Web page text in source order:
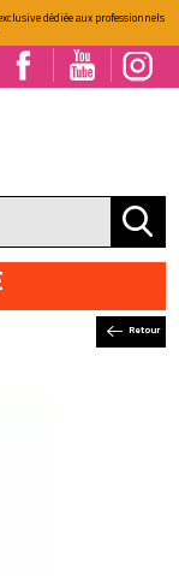
dédiée aux professionnels
Retour